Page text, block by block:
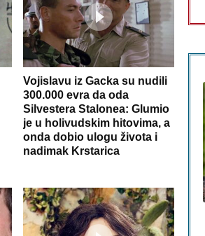
Vojislavu iz Gacka su nudili
300.000 evra da oda
Silvestera Stalonea: Glumio
je u holivudskim hitovima, a
onda dobio ulogu života i
nadimak Krstarica